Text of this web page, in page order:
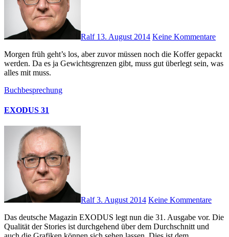
Ralf 13. August 2014 Keine Kommentare
Morgen früh geht’s los, aber zuvor müssen noch die Koffer gepackt
werden. Da es ja Gewichtsgrenzen gibt, muss gut überlegt sein, was
alles mit muss.
Buchbesprechung
EXODUS 31
Ralf3. August 2014 Keine Kommentare
Das deutsche Magazin EXODUS legt nun die 31. Ausgabe vor. Die
Qualität der Stories ist durchgehend über dem Durchschnitt und